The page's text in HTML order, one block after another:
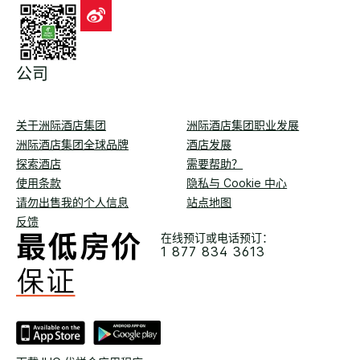
公司
关于洲际酒店集团
洲际酒店集团职业发展
洲际酒店集团全球品牌
酒店发展
探索酒店
需要帮助？
使用条款
隐私与 Cookie 中心
请勿出售我的个人信息
站点地图
反馈
在线预订或电话预订：
1 877 834 3613